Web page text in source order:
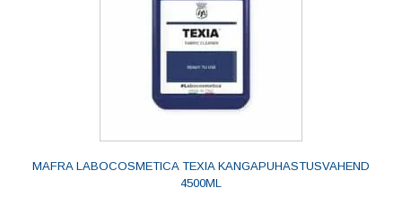
MAFRA LABOCOSMETICA TEXIA KANGAPUHASTUSVAHEND
4500ML